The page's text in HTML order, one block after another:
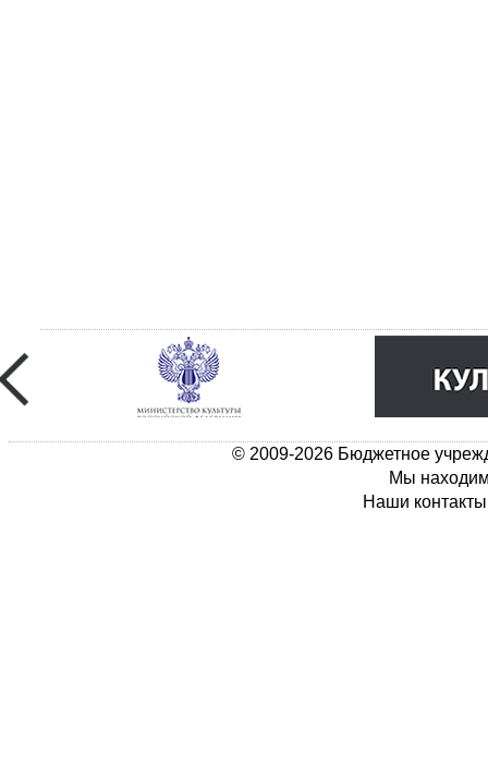
© 2009-2026 Бюджетное
Мы
Наши